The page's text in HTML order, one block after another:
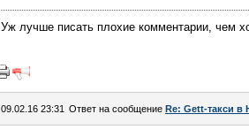
Уж лучше писать плохие комментарии, чем
09.02.16 23:31 Ответ на сообщение Re: Gett-такси в